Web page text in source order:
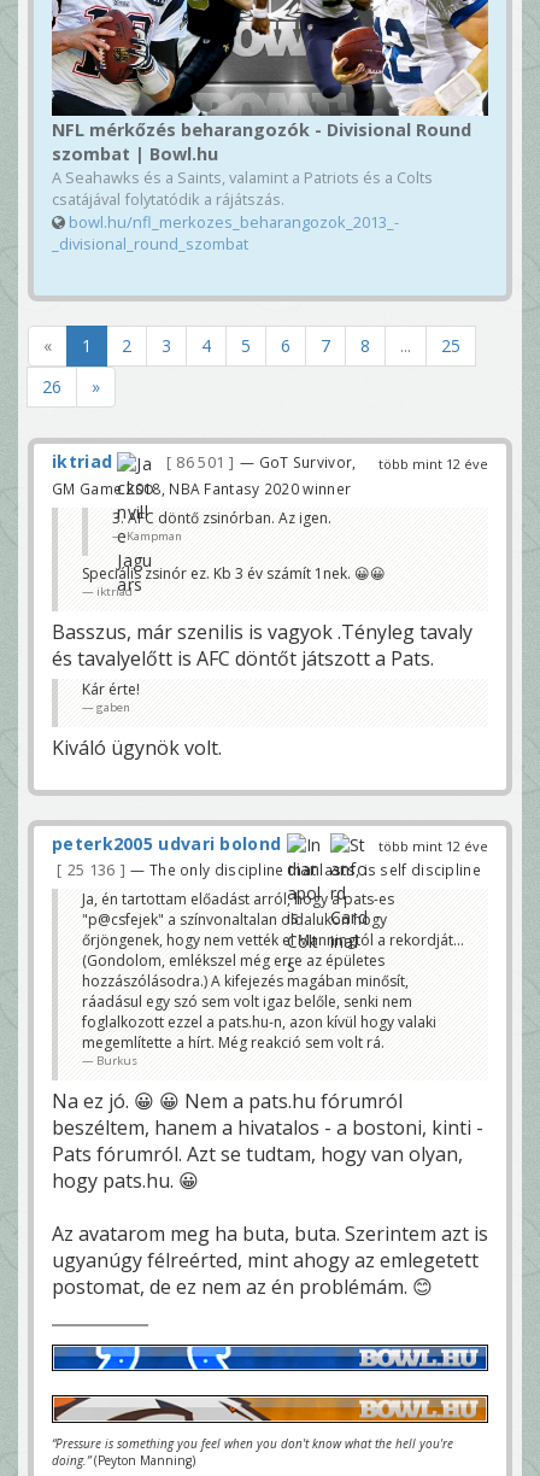
NFL mérkőzés beharangozók - Divisional Round
szombat | Bowl.hu
A Seahawks és a Saints, valamint a Patriots és a Colts
csatájával folytatódik a rájátszás.
bowl.hu/nfl_merkozes_beharangozok_2013_-
_divisional_round_szombat
« 1 2 3 4 5 6 7 8 ...
25
26
»
több mint 12 éve
iktriad 86 501
— GoT Survivor,
GM Game 2018, NBA Fantasy 2020 winner
3. AFC döntő zsinórban. Az igen.
Kampman
Speciális zsinór ez. Kb 3 év számít 1nek. 😀😀
iktriad
Basszus, már szenilis is vagyok .Tényleg tavaly
és tavalyelőtt is AFC döntőt játszott a Pats.
Kár érte!
gaben
Kiváló ügynök volt.
több mint 12 éve
peterk2005 udvari bolond
25 136 — The only discipline that lasts, is self discipline
Ja, én tartottam előadást arról, hogy a pats-es
"p@csfejek" a színvonaltalan oldalukon hogy
őrjöngenek, hogy nem vették el Manningtól a rekordját...
(Gondolom, emlékszel még erre az épületes
hozzászólásodra.) A kifejezés magában minősít,
ráadásul egy szó sem volt igaz belőle, senki nem
foglalkozott ezzel a pats.hu-n, azon kívül hogy valaki
megemlítette a hírt. Még reakció sem volt rá.
Burkus
Na ez jó. 😀 😀 Nem a pats.hu fórumról
beszéltem, hanem a hivatalos - a bostoni, kinti -
Pats fórumról. Azt se tudtam, hogy van olyan,
hogy pats.hu. 😀
Az avatarom meg ha buta, buta. Szerintem azt is
ugyanúgy félreérted, mint ahogy az emlegetett
postomat, de ez nem az én problémám. 😊
“Pressure is something you feel when you don't know what the hell you're
doing.”(Peyton Manning)